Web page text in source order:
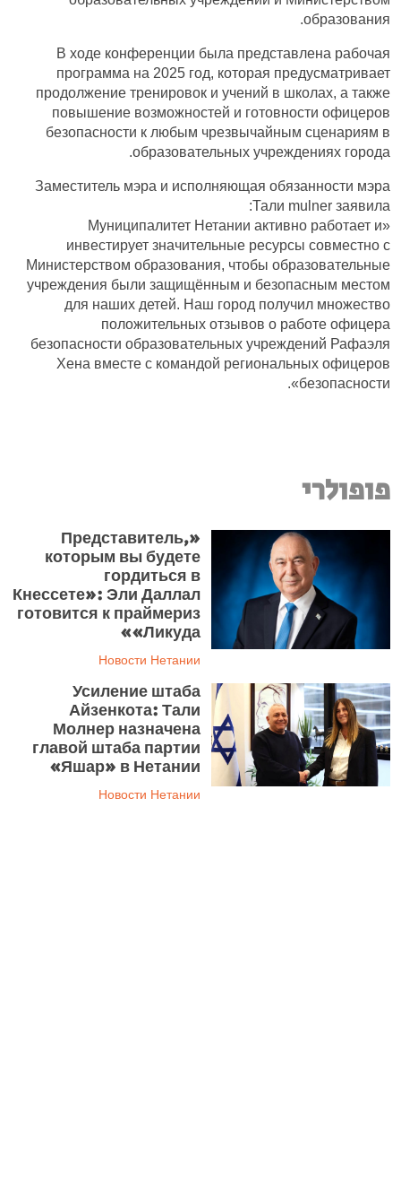
образования.
В ходе конференции была представлена рабочая
программа на 2025 год, которая предусматривает
продолжение тренировок и учений в школах, а также
повышение возможностей и готовности офицеров
безопасности к любым чрезвычайным сценариям в
образовательных учреждениях города.
Заместитель мэра и исполняющая обязанности мэра
Тали mulner заявила:
«Муниципалитет Нетании активно работает и
инвестирует значительные ресурсы совместно с
Министерством образования, чтобы образовательные
учреждения были защищённым и безопасным местом
для наших детей. Наш город получил множество
положительных отзывов о работе офицера
безопасности образовательных учреждений Рафаэля
Хена вместе с командой региональных офицеров
безопасности».
פופולרי
«Представитель,
которым вы будете
гордиться в
Кнессете»: Эли Даллал
готовится к праймериз
«Ликуда»
Новости Нетании
Усиление штаба
Айзенкота: Тали
Молнер назначена
главой штаба партии
«Яшар» в Нетании
Новости Нетании